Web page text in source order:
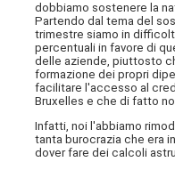
dobbiamo sostenere la
Partendo dal tema del
trimestre siamo in
percentuali in favore di
delle aziende, piuttosto
formazione dei propri
facilitare l'accesso al
Bruxelles e che di fatto
Infatti, noi l'abbiamo
tanta burocrazia che era
dover fare dei calcoli